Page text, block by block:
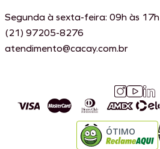
Segunda à sexta-feira: 09h às 17h
(21) 97205-8276
atendimento@cacay.com.br
ÓTIMO